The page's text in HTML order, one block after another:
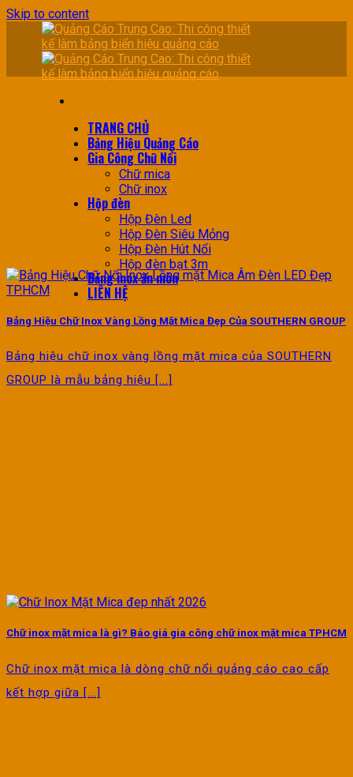
Skip to content
TRANG CHỦ
Bảng Hiệu Quảng Cáo
Gia Công Chữ Nổi
Chữ mica
Chữ inox
Hộp đèn
Hộp Đèn Led
Hộp Đèn Siêu Mỏng
Hộp Đèn Hút Nổi
Hộp đèn bạt 3m
Bảng inox ăn mòn
LIÊN HỆ
Bảng Hiệu Chữ Inox Vàng Lồng Mặt Mica Đẹp Của SOUTHERN GROUP
Bảng hiệu chữ inox vàng lồng mặt mica của SOUTHERN
GROUP là mẫu bảng hiệu [...]
Chữ inox mặt mica là gì? Báo giá gia công chữ inox mặt mica TPHCM
Chữ inox mặt mica là dòng chữ nổi quảng cáo cao cấp
kết hợp giữa [...]